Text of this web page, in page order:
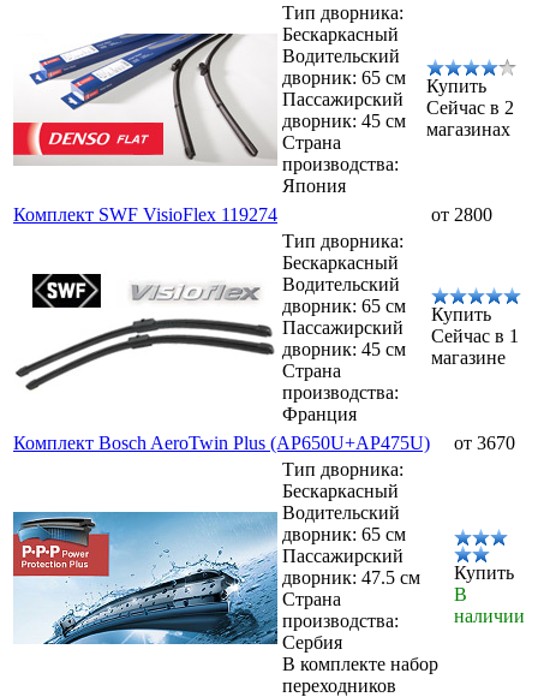
Тип дворника:
Бескаркасный
Водительский
дворник: 65 см
Пассажирский
дворник: 45 см
Страна
производства:
Япония
Купить
Сейчас в 2
магазинах
Комплект SWF VisioFlex 119274
от 2800
Тип дворника:
Бескаркасный
Водительский
дворник: 65 см
Пассажирский
дворник: 45 см
Страна
производства:
Франция
Купить
Сейчас в 1
магазине
Комплект Bosch AeroTwin Plus (AP650U+AP475U)
от 3670
Тип дворника:
Бескаркасный
Водительский
дворник: 65 см
Пассажирский
дворник: 47.5 см
Страна
производства:
Сербия
В комплекте набор
переходников
Купить
В
наличии